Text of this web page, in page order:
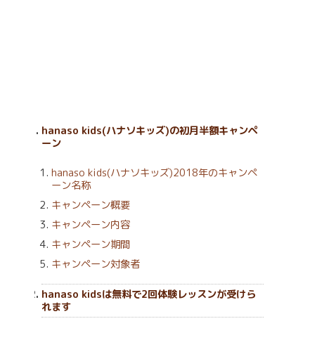
hanaso kids(ハナソキッズ)の初月半額キャンペ
ーン
hanaso kids(ハナソキッズ)2018年のキャンペ
ーン名称
キャンペーン概要
キャンペーン内容
キャンペーン期間
キャンペーン対象者
hanaso kidsは無料で2回体験レッスンが受けら
れます